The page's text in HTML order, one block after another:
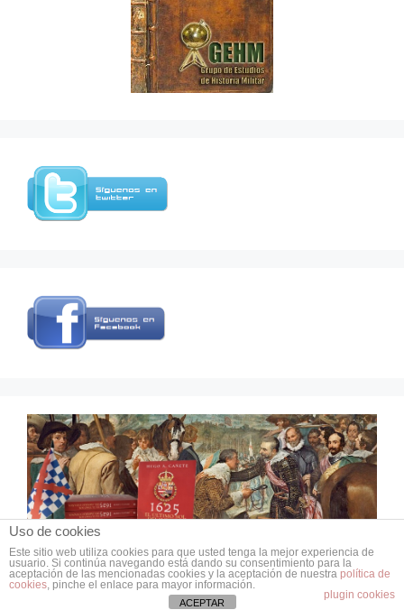
© 2026 Grupo de Estudios de Historia Militar
• Creado conGeneratePress
Uso de cookies
Este sitio web utiliza cookies para que usted tenga la mejor experiencia de
usuario. Si continúa navegando está dando su consentimiento para la
aceptación de las mencionadas cookies y la aceptación de nuestra política de
cookies, pinche el enlace para mayor información.
plugin cookies
ACEPTAR